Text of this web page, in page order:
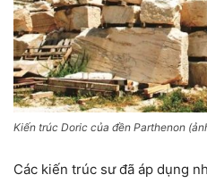
Kiến trúc Doric của đền Parthenon
Các kiến trúc sư đã áp dụng